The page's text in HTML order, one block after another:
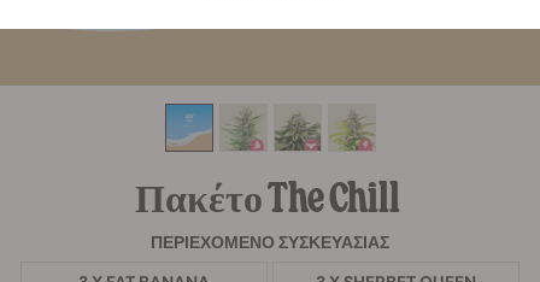
Πακέτο The Chill
ΠΕΡΙΕΧΌΜΕΝΟ ΣΥΣΚΕΥΑΣΊΑΣ